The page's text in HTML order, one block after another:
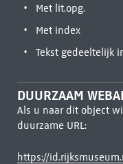
Met lit.opg.
Met index
Tekst gedeeltelijk
DUURZAAM
Als u naar dit object
duurzame URL:
https://